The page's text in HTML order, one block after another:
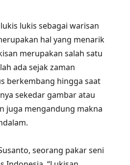
lukis sebagai warisan
hal yang menarik
merupakan salah satu
ada sejak zaman
berkembang hingga saat
sekedar gambar atau
juga mengandung makna
seorang pakar seni